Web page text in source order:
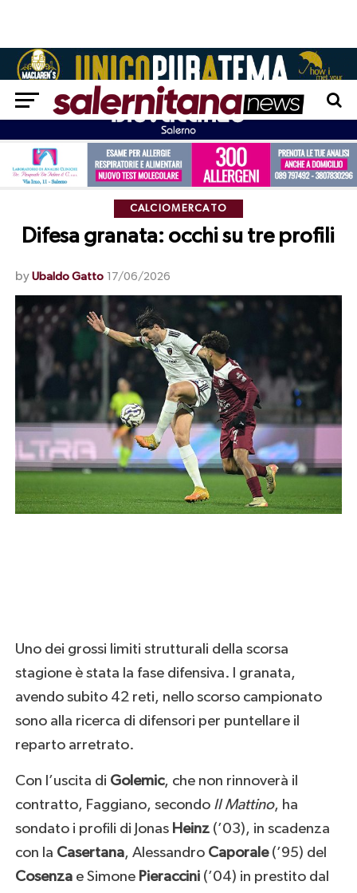
CALCIOMERCATO
Difesa granata: occhi su tre profili
by Ubaldo Gatto 17/06/2026
Uno dei grossi limiti strutturali della scorsa
stagione è stata la fase difensiva. I granata,
avendo subito 42 reti, nello scorso campionato
sono alla ricerca di difensori per puntellare il
reparto arretrato.
Con l’uscita di Golemic, che non rinnoverà il
contratto, Faggiano, secondo Il Mattino, ha
sondato i profili di Jonas Heinz(’03), in scadenza
con la Casertana, Alessandro Caporale(’95) del
Cosenzae Simone Pieraccini(’04) in prestito dal